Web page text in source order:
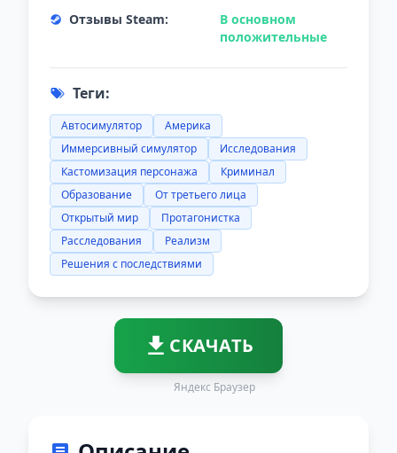
Отзывы Steam:
В основном
положительные
Теги:
Автосимулятор
Америка
Иммерсивный симулятор
Исследования
Кастомизация персонажа
Криминал
Образование
От третьего лица
Открытый мир
Протагонистка
Расследования
Реализм
Решения с последствиями
СКАЧАТЬ
Яндекс Браузер